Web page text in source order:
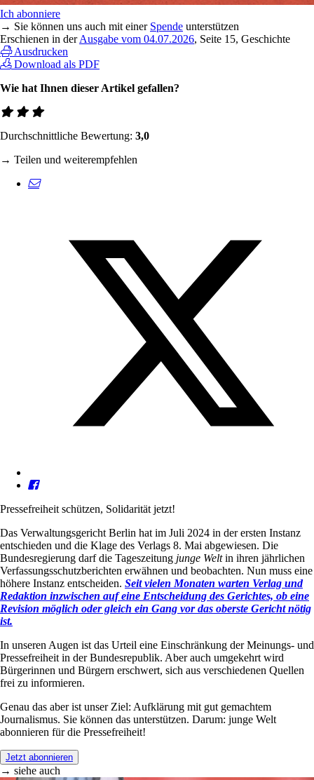
Ich abonniere
→ Sie können uns auch mit einer Spende unterstützen
Erschienen in derAusgabe vom 04.07.2026, Seite 15, Geschichte
Ausdrucken
Download als PDF
Wie hat Ihnen dieser Artikel gefallen?
Durchschnittliche Bewertung: 3,0
→ Teilen und weiterempfehlen
Pressefreiheit schützen, Solidarität jetzt!
Das Verwaltungsgericht Berlin hat im Juli 2024 in der ersten Instanz
entschieden und die Klage des Verlags 8. Mai abgewiesen. Die
Bundesregierung darf die Tageszeitung junge Weltin ihren jährlichen
Verfassungsschutzberichten erwähnen und beobachten. Nun muss eine
höhere Instanz entscheiden. Seit vielen Monaten warten Verlag und
Redaktion inzwischen auf eine Entscheidung des Gerichtes, ob eine
Revision möglich oder gleich ein Gang vor das oberste Gericht nötig
ist.
In unseren Augen ist das Urteil eine Einschränkung der Meinungs- und
Pressefreiheit in der Bundesrepublik. Aber auch umgekehrt wird
Bürgerinnen und Bürgern erschwert, sich aus verschiedenen Quellen
frei zu informieren.
Genau das aber ist unser Ziel: Aufklärung mit gut gemachtem
Journalismus. Sie können das unterstützen. Darum: junge Welt
abonnieren für die Pressefreiheit!
Jetzt abonnieren
→ siehe auch